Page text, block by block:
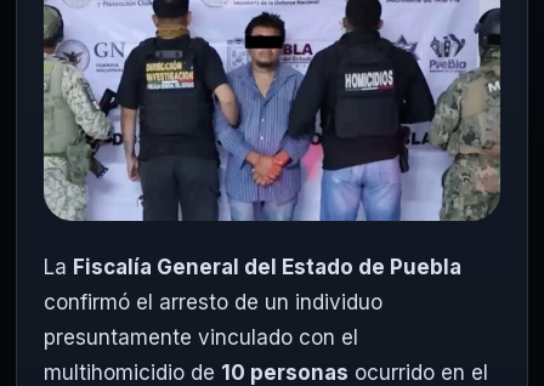
La Fiscalía General del Estado de Puebla
confirmó el arresto de un individuo
presuntamente vinculado con el
multihomicidio de 10 personas ocurrido en el